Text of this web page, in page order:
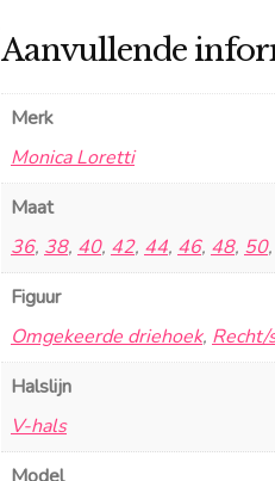
Aanvullende
Merk
Monica Loretti
Maat
36, 38, 40, 42, 44, 46, 48, 50,
Figuur
Omgekeerde driehoek, Recht/
Halslijn
V-hals